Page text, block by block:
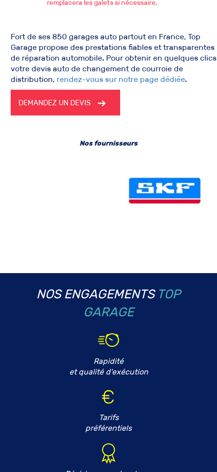
remplacera les galets si nécessaire.
Fort de ses 850garages auto partout en France, Top
Garage propose des prestations fiables et transparentes
de réparation automobile. Pour obtenir en quelques clics
votredevis auto dechangement de courroie de
distribution, rendez-vous sur notre page dédiée.
DEMANDEZ UN DEVIS
Nos fournisseurs
NOS ENGAGEMENTS TOP
GARAGE
Rapidité
et qualité d'exécution
Tarifs
préférentiels